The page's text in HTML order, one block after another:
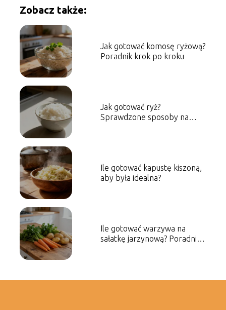
Zobacz także:
Jak gotować komosę ryżową?
Poradnik krok po kroku
Jak gotować ryż?
Sprawdzone sposoby na
Ile gotować kapustę kiszoną,
aby była idealna?
Ile gotować warzywa na
sałatkę jarzynową? Poradnik